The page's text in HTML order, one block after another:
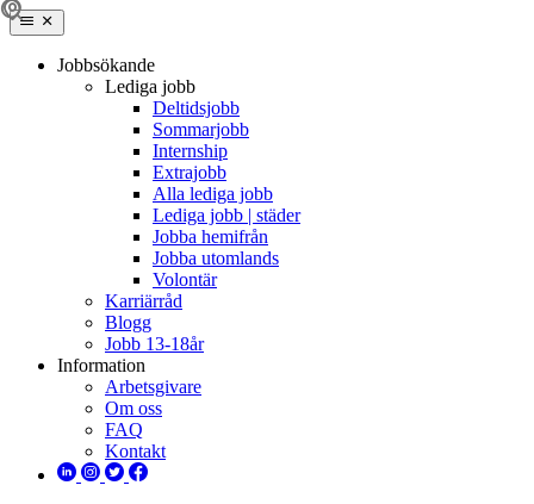
Jobbsökande
Lediga jobb
Deltidsjobb
Sommarjobb
Internship
Extrajobb
Alla lediga jobb
Lediga jobb | städer
Jobba hemifrån
Jobba utomlands
Volontär
Karriärråd
Blogg
Jobb 13-18år
Information
Arbetsgivare
Om oss
FAQ
Kontakt